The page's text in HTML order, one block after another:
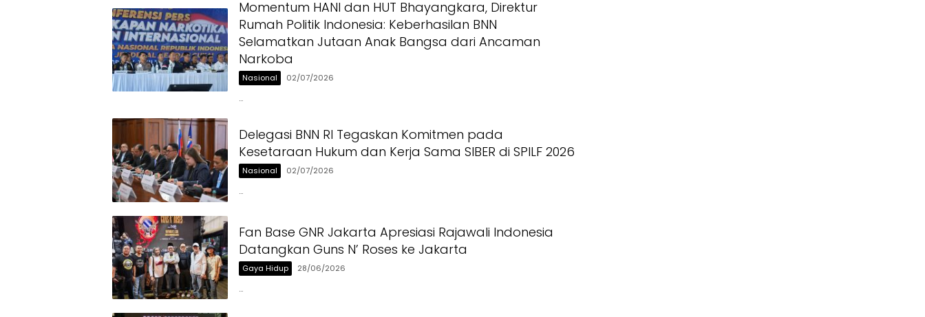
Momentum HANI dan HUT Bhayangkara, Direktur
Rumah Politik Indonesia: Keberhasilan BNN
Selamatkan Jutaan Anak Bangsa dari Ancaman
Narkoba
Nasional 02/07/2026
…
Delegasi BNN RI Tegaskan Komitmen pada
Kesetaraan Hukum dan Kerja Sama SIBER di SPILF 2026
Nasional 02/07/2026
…
Fan Base GNR Jakarta Apresiasi Rajawali Indonesia
Datangkan Guns N’ Roses ke Jakarta
Gaya Hidup 28/06/2026
…